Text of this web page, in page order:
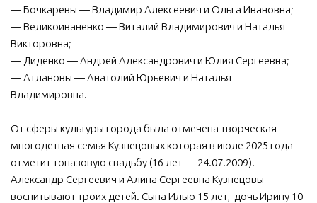
МБУК «Централизованная библиотечная система»
Афиша
Независимая оценка качества
— Бочкаревы — Владимир Алексеевич и Ольга Ивановна;
— Великоиваненко — Виталий Владимирович и Наталья
Викторовна;
— Диденко — Андрей Александрович и Юлия Сергеевна;
— Атлановы — Анатолий Юрьевич и Наталья
Владимировна.
От сферы культуры города была отмечена творческая
многодетная семья Кузнецовых которая в июле 2025 года
отметит топазовую свадьбу (16 лет — 24.07.2009).
Александр Сергеевич и Алина Сергеевна Кузнецовы
воспитывают троих детей. Сына Илью 15 лет, дочь Ирину 10